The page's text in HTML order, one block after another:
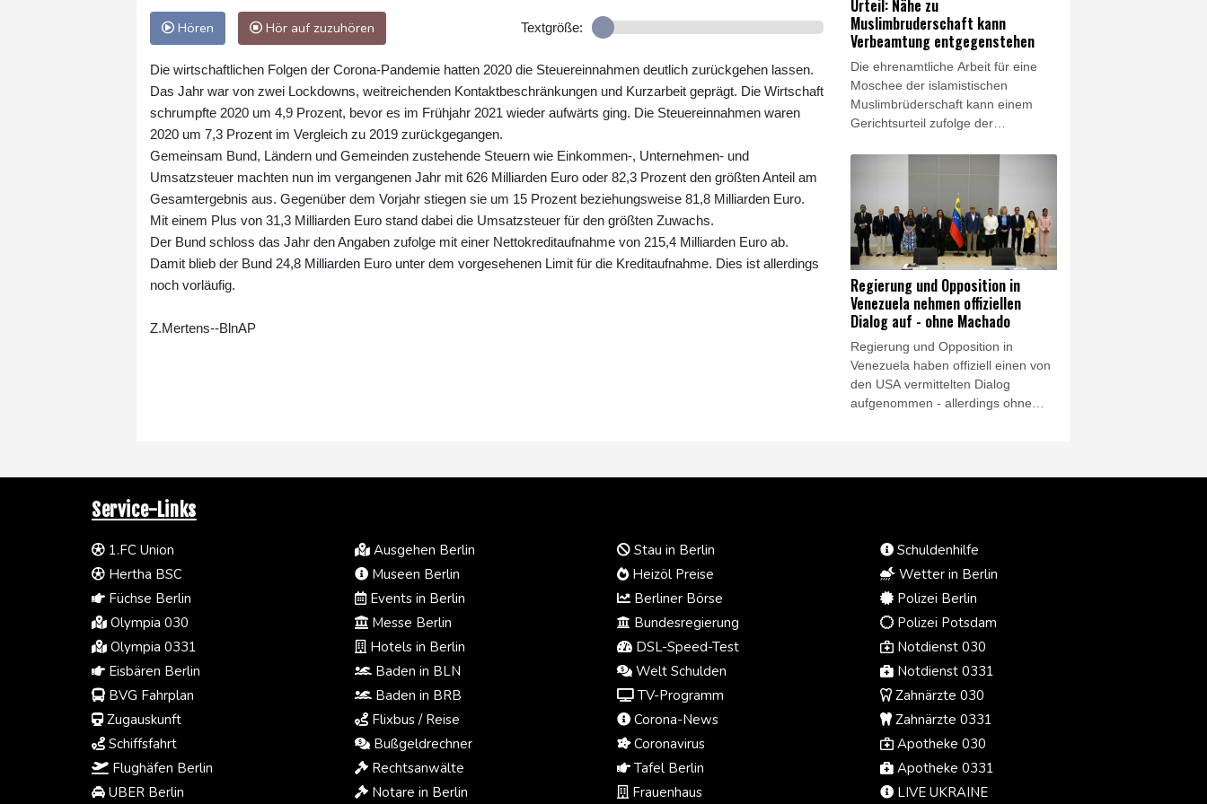
Hören Hör auf zuzuhören Textgröße:
Die wirtschaftlichen Folgen der Corona-Pandemie hatten 2020 die Steuereinnahmen deutlich zurückgehen lassen.
Das Jahr war von zwei Lockdowns, weitreichenden Kontaktbeschränkungen und Kurzarbeit geprägt. Die Wirtschaft
schrumpfte 2020 um 4,9 Prozent, bevor es im Frühjahr 2021 wieder aufwärts ging. Die Steuereinnahmen waren
2020 um 7,3 Prozent im Vergleich zu 2019 zurückgegangen.
Gemeinsam Bund, Ländern und Gemeinden zustehende Steuern wie Einkommen-, Unternehmen- und
Umsatzsteuer machten nun im vergangenen Jahr mit 626 Milliarden Euro oder 82,3 Prozent den größten Anteil am
Gesamtergebnis aus. Gegenüber dem Vorjahr stiegen sie um 15 Prozent beziehungsweise 81,8 Milliarden Euro.
Mit einem Plus von 31,3 Milliarden Euro stand dabei die Umsatzsteuer für den größten Zuwachs.
Der Bund schloss das Jahr den Angaben zufolge mit einer Nettokreditaufnahme von 215,4 Milliarden Euro ab.
Damit blieb der Bund 24,8 Milliarden Euro unter dem vorgesehenen Limit für die Kreditaufnahme. Dies ist allerdings
noch vorläufig.
Z.Mertens--BlnAP
Regierungs- und Armeekreisen mit
dem saudiarabischen Kronprinzen
Mohammed bin Salman und dem
pakistanischen Regierungschef
Shebaz Sharif einen
Verteidigungspakt schließen.
Urteil: Nähe zu
Muslimbruderschaft kann
Verbeamtung entgegenstehen
Die ehrenamtliche Arbeit für eine
Moschee der islamistischen
Muslimbrüderschaft kann einem
Gerichtsurteil zufolge der
Beamtenverhältnis entgegenstehen.
Verwaltungsgericht Karlsruhe und
wies damit die Klage einer
Mitarbeiterin der städtischen
Ausländerbehörde ab, wie das
Gericht am Freitag in der baden-
württembergischen Stadt mitteilte.
Regierung und Opposition in
Venezuela nehmen offiziellen
Dialog auf - ohne Machado
Regierung und Opposition in
Venezuela haben offiziell einen von
den USA vermittelten Dialog
aufgenommen - allerdings ohne
ersten Sitzung am Donnerstag
und verfassungsgemäße Lösung"
anstreben. Die Delegation der
Opposition wird von der lange im
Dinorah Figuera angeführt.
Service-Links
1.FC Union
Hertha BSC
Füchse Berlin
Olympia 030
Olympia 0331
Eisbären Berlin
BVG Fahrplan
Zugauskunft
Schiffsfahrt
Flughäfen Berlin
UBER Berlin
Ausgehen Berlin
Museen Berlin
Events in Berlin
Messe Berlin
Hotels in Berlin
Baden in BLN
Baden in BRB
Flixbus / Reise
Bußgeldrechner
Rechtsanwälte
Notare in Berlin
Stau in Berlin
Heizöl Preise
Berliner Börse
Bundesregierung
DSL-Speed-Test
Welt Schulden
TV-Programm
Corona-News
Coronavirus
Tafel Berlin
Frauenhaus
Schuldenhilfe
Wetter in Berlin
Polizei Berlin
Polizei Potsdam
Notdienst 030
Notdienst 0331
Zahnärzte 030
Zahnärzte 0331
Apotheke 030
Apotheke 0331
LIVE UKRAINE